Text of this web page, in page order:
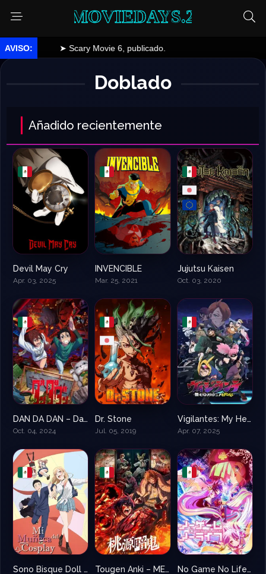
MOVIEDAYS.2
Movie 6, publicado.
Doblado
Añadido recientemente
Devil May Cry
Apr. 03, 2025
INVENCIBLE
Mar. 25, 2021
Jujutsu Kaisen
Oct. 03, 2020
8.75DAN DA DAN – Dandadan
Oct. 04, 2024
Dr. Stone
Jul. 05, 2019
0Vigilantes: My Hero Academia
Apr. 07, 2025
8.5 Sono Bisque Doll wa Koi wo Suru – My dress up darling 10Tougen Anki – MEMORIZACIÓN DE TOKENS 8.093No Game No Life – Sin Juego no hay vida